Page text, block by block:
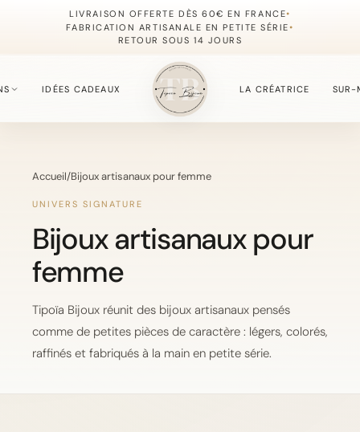
LIVRAISON OFFERTE DÈS 60€ EN FRANCE•
FABRICATION ARTISANALE EN PETITE SÉRIE•
RETOUR SOUS 14 JOURS
simples à offrir.
IDÉES CADEAUX LA CRÉATRICE SUR-
Accueil/Bijoux artisanaux pour femme
UNIVERS SIGNATURE
Bijoux artisanaux pour
femme
Tipoïa Bijoux réunit des bijoux artisanaux pensés
comme de petites pièces de caractère : légers, colorés,
raffinés et fabriqués à la main en petite série.